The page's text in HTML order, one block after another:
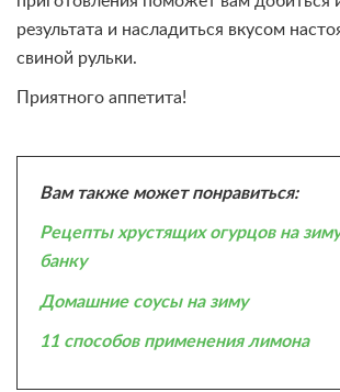
результата и насладиться вкусом
свиной рульки.
Приятного аппетита!
Вам также может понравиться:
Рецепты хрустящих огурцов на
банку
Домашние соусы на зиму
11 способов применения лимона